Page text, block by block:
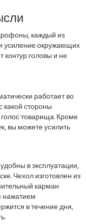
каждый из
усиление окружающих
контур головы и не
работает во
стороны
товарища. Кроме
вы можете усилить
удобны в эксплуатации,
Чехол изготовлен из
карман
нажатием
в течение дня,